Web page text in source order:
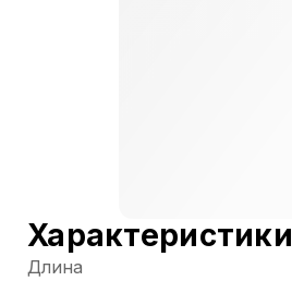
Характеристики
Длина